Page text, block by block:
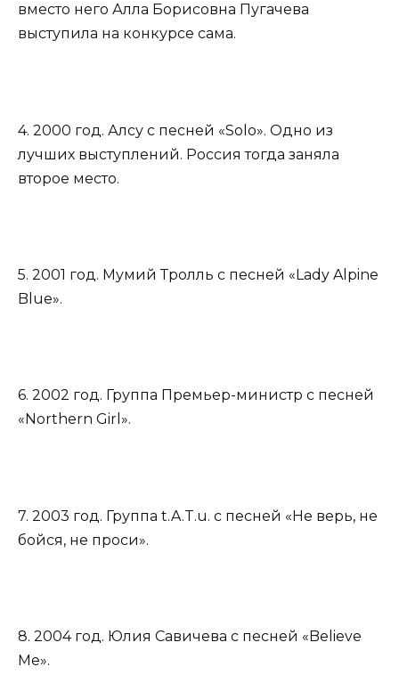
вместо него Алла Борисовна Пугачева
выступила на конкурсе сама.
4. 2000 год. Алсу с песней «Solo». Одно из
лучших выступлений. Россия тогда заняла
второе место.
5. 2001 год. Мумий Тролль с песней «Lady Alpine
Blue».
6. 2002 год. Группа Премьер-министр с песней
«Northern Girl».
7. 2003 год. Группа t.A.T.u. с песней «Не верь, не
бойся, не проси».
8. 2004 год. Юлия Савичева с песней «Believe
Me».